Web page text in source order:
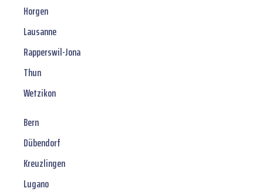
Horgen
Lausanne
Rapperswil-Jona
Thun
Wetzikon
Bern
Dübendorf
Kreuzlingen
Lugano